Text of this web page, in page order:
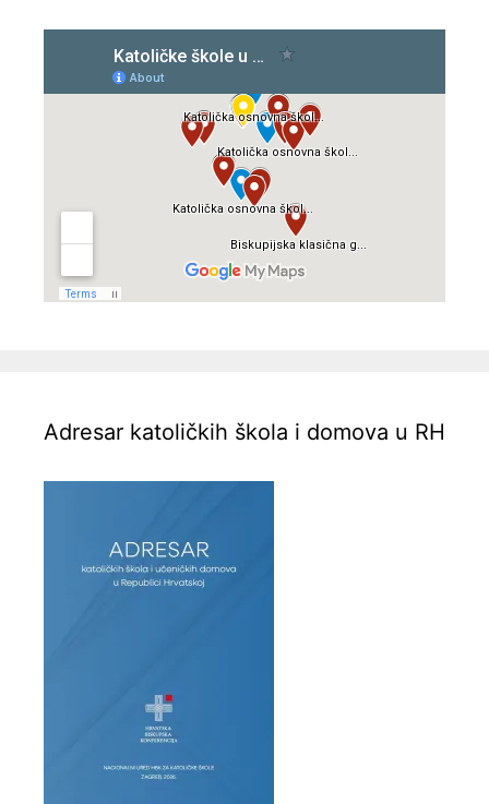
Adresar katoličkih škola i domova u RH